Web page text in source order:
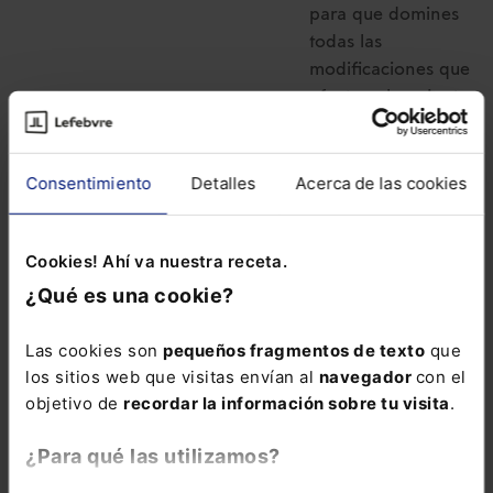
Consentimiento Detalles Acerca de las cookies
Cookies! Ahí va nuestra receta.
¿Qué es una cookie?
Las cookies son pequeños fragmentos de texto que
los sitios web que visitas envían al navegador con el
objetivo de recordar la información sobre tu visita.
¿Para qué las utilizamos?
para que domines
todas las
modificaciones que
de nuestro sistema
fiscal:Pack
Memento Fiscal +